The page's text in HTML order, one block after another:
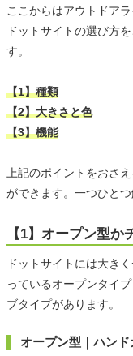
ここからはアウトドア
ドットサイトの選び方
す。
【1】種類
【2】大きさと色
【3】機能
上記のポイントをおさ
ができます。一つひとつ
【1】オープン型
ドットサイトには大き
っているオープンタイ
ブタイプがあります。
オープン型｜ハンド